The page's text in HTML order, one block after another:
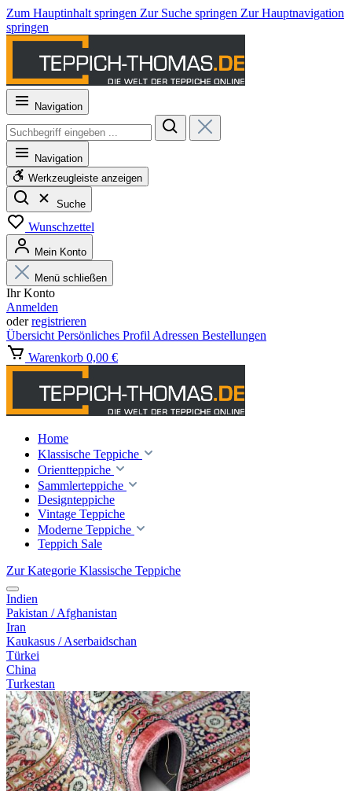
Zum Hauptinhalt springen Zur Suche springen Zur Hauptnavigation
springen
Navigation
Navigation
Werkzeugleiste anzeigen
Suche
Wunschzettel
Mein Konto
Menü schließen
Ihr Konto
Anmelden
oderregistrieren
Übersicht Persönliches Profil Adressen Bestellungen
Warenkorb 0,00 €
Home
Klassische Teppiche
Orientteppiche
Sammlerteppiche
Designteppiche
Vintage Teppiche
Moderne Teppiche
Teppich Sale
Zur Kategorie Klassische Teppiche
Indien
Pakistan / Afghanistan
Iran
Kaukasus / Aserbaidschan
Türkei
China
Turkestan